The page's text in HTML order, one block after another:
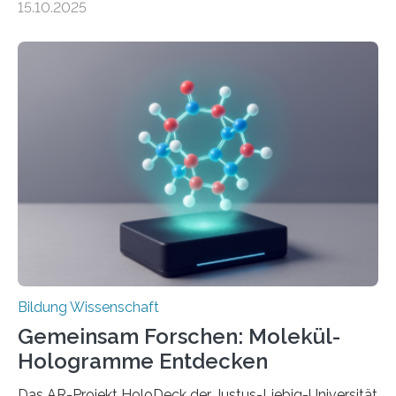
häufiger zu bahnbrechenden Innovationen führen und
Erfindungen entstehen besonders dann, wenn
Wissenskategorien verschwimmen. Das zeigt neue
Forschung von Gianluca Carnabuci, Professor of
Organizational Behavior an der ESMT Berlin, und
Balázs Kovács, Professor an der Yale School of
Management. Die Forscher kommen zu dem Schluss,
dass Patente…
15.10.2025
Bildung Wissenschaft
Gemeinsam Forschen: Molekül-
Hologramme Entdecken